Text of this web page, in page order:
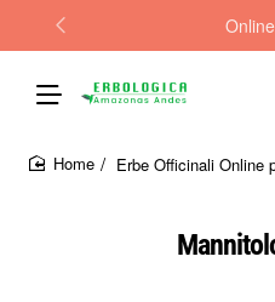
Erbe Officinali Online